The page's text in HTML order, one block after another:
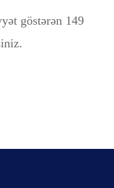
göstərən 149